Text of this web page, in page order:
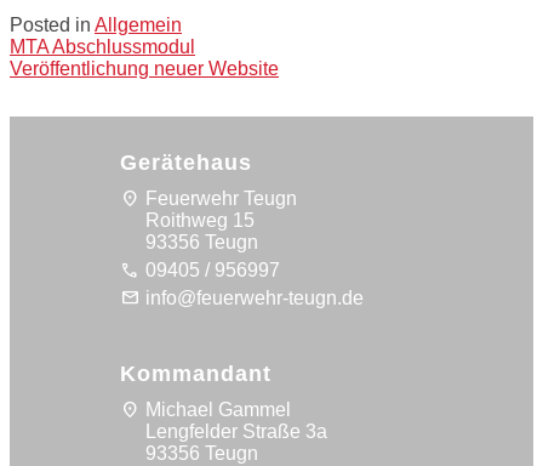
Posted in Allgemein
Post
navigation
MTA Abschlussmodul
Veröffentlichung neuer Website
Gerätehaus
location_on Feuerwehr Teugn
Roithweg 15
93356 Teugn
call 09405 / 956997
mail info@feuerwehr-teugn.de
Kommandant
location_on Michael Gammel
Lengfelder Straße 3a
93356 Teugn